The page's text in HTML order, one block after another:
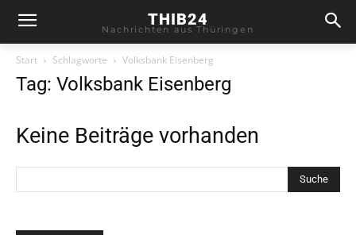
THIB24
Nachrichten aus Thüringen
Start Schlagworte Volksbank Eisenberg
Tag: Volksbank Eisenberg
Keine Beiträge vorhanden